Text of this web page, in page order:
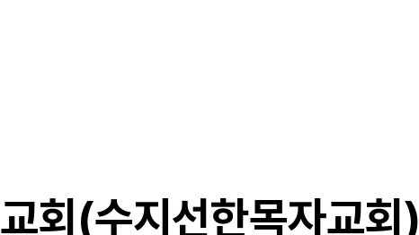
교회(수지선한목자교회)